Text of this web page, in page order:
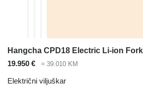
19.950 € ≈ 39.010 KM
Električni viljuškar